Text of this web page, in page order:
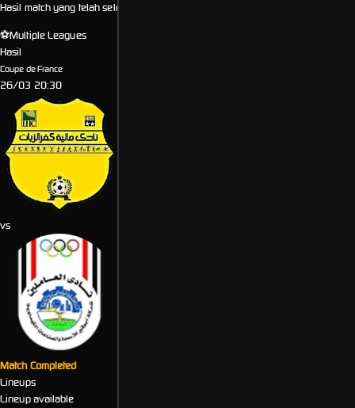
Hasil match yang telah selesai.
⚽Multiple Leagues
Hasil
Coupe de France
26/03 20:30
vs
Match Completed
Lineups
Lineup available